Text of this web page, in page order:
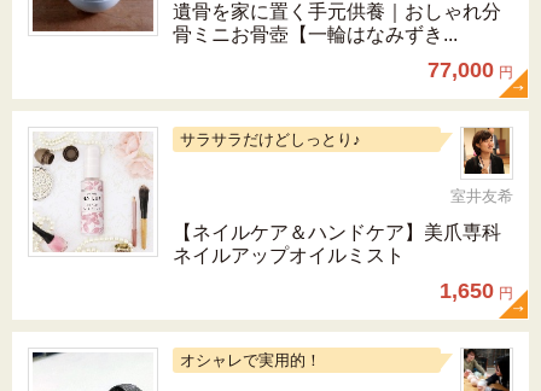
遺骨を家に置く手元供養｜おしゃれ分
骨ミニお骨壺【一輪はなみずき...
77,000 円
サラサラだけどしっとり♪
室井友希
【ネイルケア＆ハンドケア】美爪専科
ネイルアップオイルミスト
1,650 円
オシャレで実用的！